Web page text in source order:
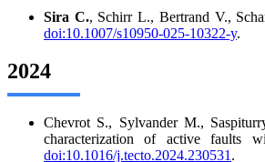
Sira C., Schirr L., Bertrand V.,
doi:10.1007/s10950-025-10322-y.
2024
Chevrot S., Sylvander M.,
characterization of active faults
doi:10.1016/j.tecto.2024.230531 .